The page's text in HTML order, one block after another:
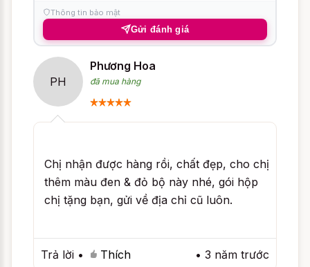
Thông tin bảo mật
Gửi đánh giá
PH
Phương Hoa
đã mua hàng
Chị nhận được hàng rồi, chất đẹp, cho chị
thêm màu đen & đỏ bộ này nhé, gói hộp
chị tặng bạn, gửi về địa chỉ cũ luôn.
Trả lời • Thích • 3 năm trước